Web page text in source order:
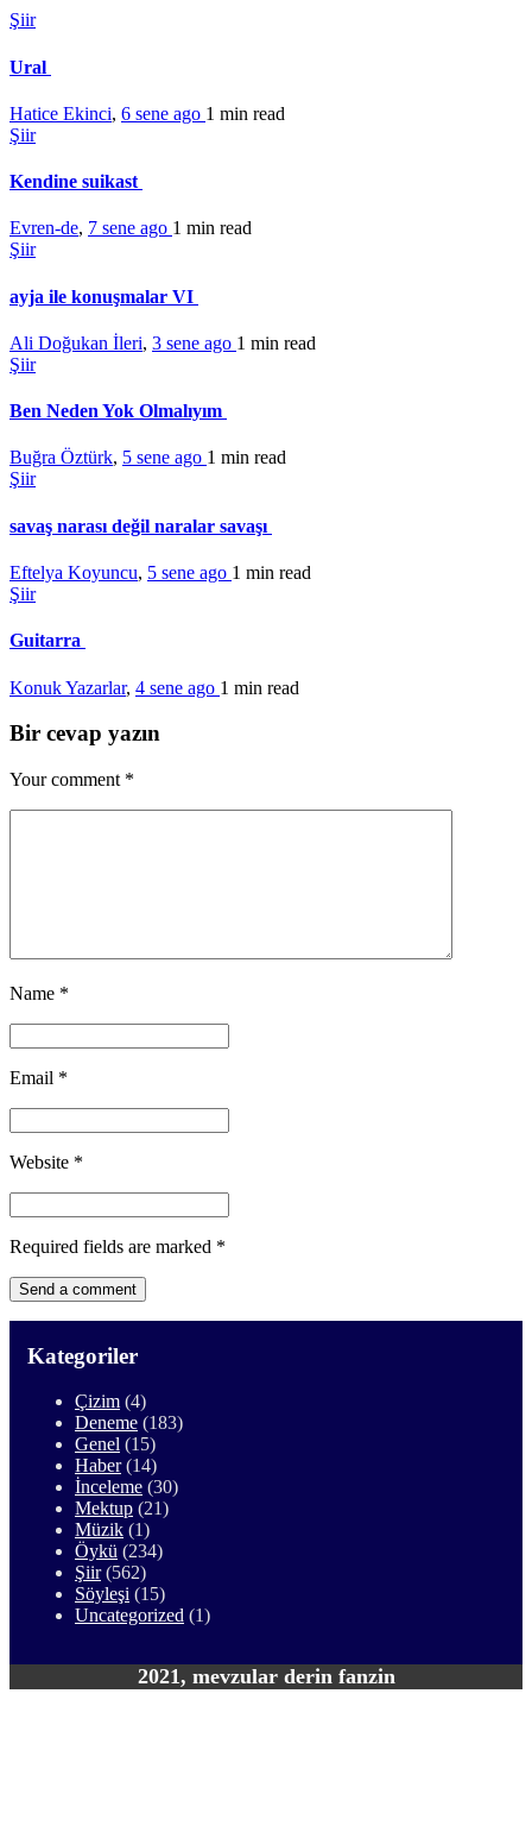
Şiir
Ural
Hatice Ekinci, 6 sene ago 1 min read
Şiir
Kendine suikast
Evren-de, 7 sene ago 1 min read
Şiir
ayja ile konuşmalar VI
Ali Doğukan İleri, 3 sene ago 1 min read
Şiir
Ben Neden Yok Olmalıyım
Buğra Öztürk, 5 sene ago 1 min read
Şiir
savaş narası değil naralar savaşı
Eftelya Koyuncu, 5 sene ago 1 min read
Şiir
Guitarra
Konuk Yazarlar, 4 sene ago 1 min read
Bir cevap yazın
Your comment *
Name *
Email *
Website *
Required fields are marked *
Kategoriler
Çizim (4)
Deneme (183)
Genel (15)
Haber(14)
İnceleme (30)
Mektup (21)
Müzik (1)
Öykü (234)
Şiir(562)
Söyleşi (15)
Uncategorized (1)
2021, mevzular derin fanzin